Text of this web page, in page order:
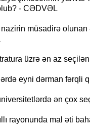
- CƏDVƏL
müsadirə olunan
üzrə ən az
eyni dərman fərqli
ən çox
rayonunda mal əti